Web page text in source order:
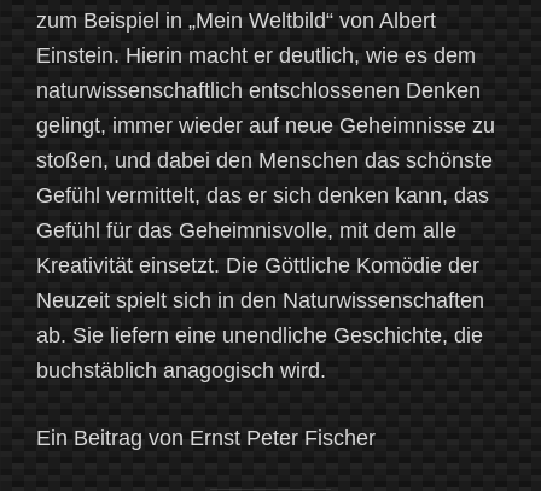
zum Beispiel in „Mein Weltbild“ von Albert
Einstein. Hierin macht er deutlich, wie es dem
naturwissenschaftlich entschlossenen Denken
gelingt, immer wieder auf neue Geheimnisse zu
stoßen, und dabei den Menschen das schönste
Gefühl vermittelt, das er sich denken kann, das
Gefühl für das Geheimnisvolle, mit dem alle
Kreativität einsetzt. Die Göttliche Komödie der
Neuzeit spielt sich in den Naturwissenschaften
ab. Sie liefern eine unendliche Geschichte, die
buchstäblich anagogisch wird.
Ein Beitrag von Ernst Peter Fischer